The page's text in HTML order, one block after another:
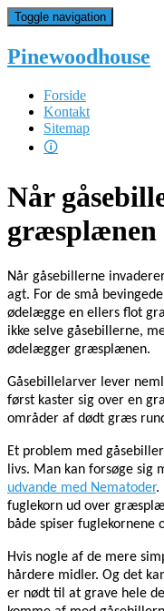
Toggle navigation
Pinewoodhouse
Forside
Kontakt
Sitemap
🛈
Når
græsplænen
Når gåsebillerne
agt. For de små
ødelægge en ellers flot
ikke selve gåsebillerne,
ødelægger græsplænen.
Gåsebillelarver lever
først kaster sig over en
områder af dødt græs
Et problem med
livs. Man kan forsøge sig
udvande med Nematoder.
fuglekorn ud over
både spiser fuglekornene
Hvis nogle af de mere
hårdere midler. Og det
er nødt til at grave hele